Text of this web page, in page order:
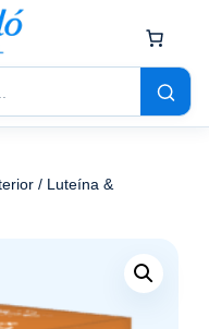
/ Luteína &